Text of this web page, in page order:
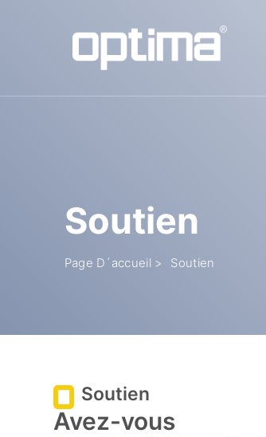
Soutien
Page D´accueil > Soutien
Soutien
Avez-vous